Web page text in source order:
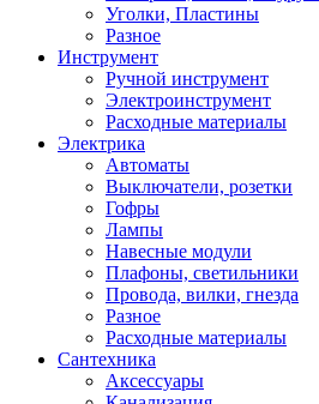
Уголки, Пластины
Разное
Инструмент
Ручной инструмент
Электроинструмент
Расходные материалы
Электрика
Автоматы
Выключатели, розетки
Гофры
Лампы
Навесные модули
Плафоны, светильники
Провода, вилки, гнезда
Разное
Расходные материалы
Сантехника
Аксессуары